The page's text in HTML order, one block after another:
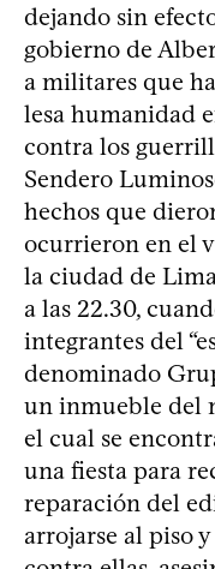
dejando sin
gobierno de
a militares que
lesa humanidad
contra los
Sendero
hechos que
ocurrieron en el
la ciudad de
a las 22.30,
integrantes del
denominado
un inmueble del
el cual se
una fiesta para
reparación del
arrojarse al piso